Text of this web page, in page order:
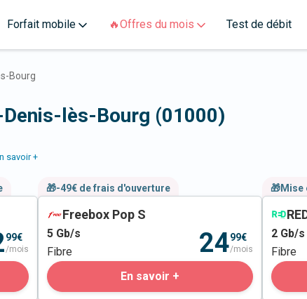
Forfait mobile 🔥Offres du mois Test de débit
Bourg
lès-Bourg (01000)
savoir +
99€
/mois
🎁-49€ de frais d'ouverture
Freebox Pop S
5 Gb/s
Fibre
2499€
/mois
En savoir +
🎁Mise
2 Gb/s
Fibre